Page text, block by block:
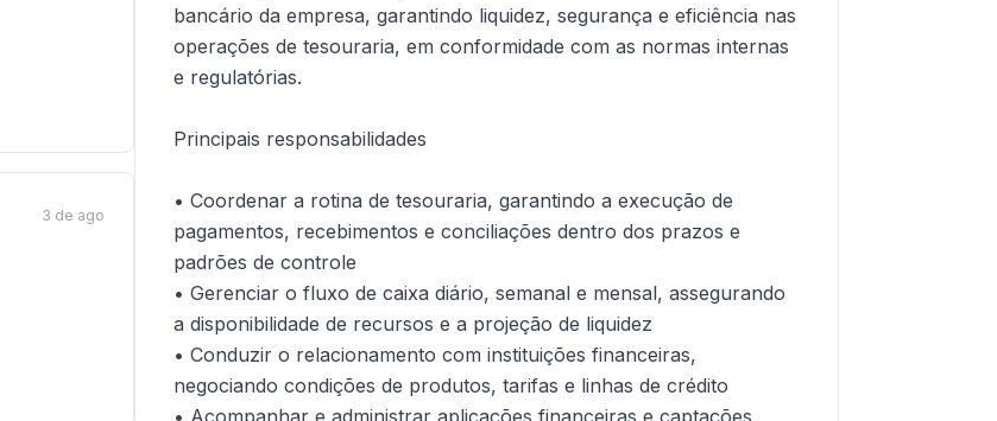
3 de ago
bancário da empresa, garantindo liquidez, segurança e eficiência nas
operações de tesouraria, em conformidade com as normas internas
e regulatórias.
Principais responsabilidades
• Coordenar a rotina de tesouraria, garantindo a execução de
pagamentos, recebimentos e conciliações dentro dos prazos e
padrões de controle
• Gerenciar o fluxo de caixa diário, semanal e mensal, assegurando
a disponibilidade de recursos e a projeção de liquidez
• Conduzir o relacionamento com instituições financeiras,
negociando condições de produtos, tarifas e linhas de crédito
• Acompanhar e administrar aplicações financeiras e captações,